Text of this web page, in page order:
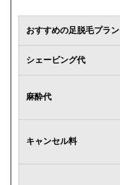
おすすめの足脱毛プラン
シェービング代
麻酔代
キャンセル料